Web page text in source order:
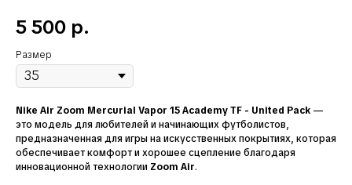
5 500 р.
Размер
Nike Air Zoom Mercurial Vapor 15 Academy TF - United Pack —
это модель для любителей и начинающих футболистов,
предназначенная для игры на искусственных покрытиях, которая
обеспечивает комфорт и хорошее сцепление благодаря
инновационной технологии Zoom Air.